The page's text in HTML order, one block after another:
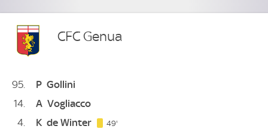
CFC Genua
95 P Gollini
14
A Vogliacco
4
K de Winter 49'